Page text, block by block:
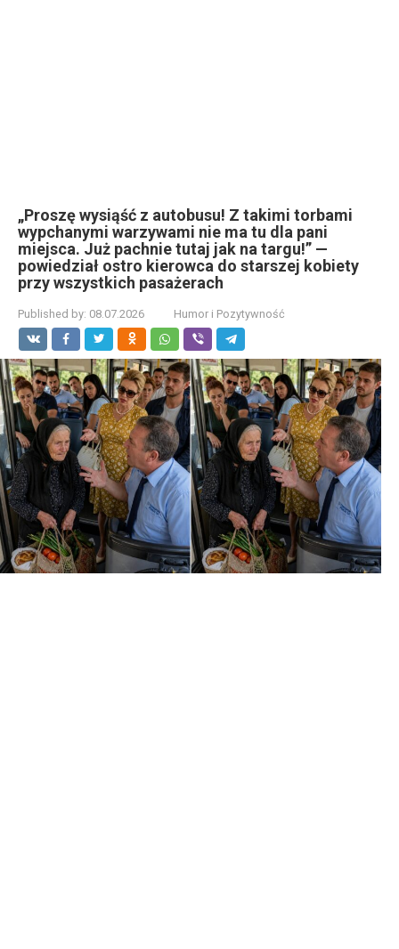
„Proszę wysiąść z autobusu! Z takimi torbami
wypchanymi warzywami nie ma tu dla pani
miejsca. Już pachnie tutaj jak na targu!” —
powiedział ostro kierowca do starszej kobiety
przy wszystkich pasażerach
Published by: 08.07.2026 Humor i Pozytywność